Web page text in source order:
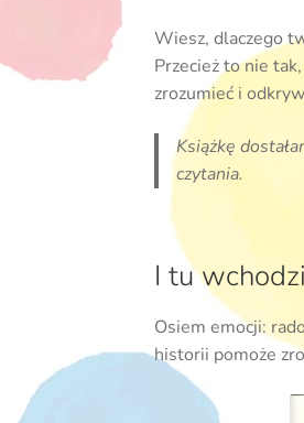
Wiesz, dlaczego
Przecież to nie
zrozumieć i
Książkę
czytania.
I tu
Osiem emocji:
historii pomoże